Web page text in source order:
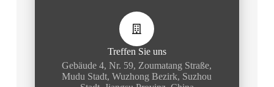
Treffen Sie uns
Gebäude 4, Nr. 59, Zoumatang Straße,
Mudu Stadt, Wuzhong Bezirk, Suzhou